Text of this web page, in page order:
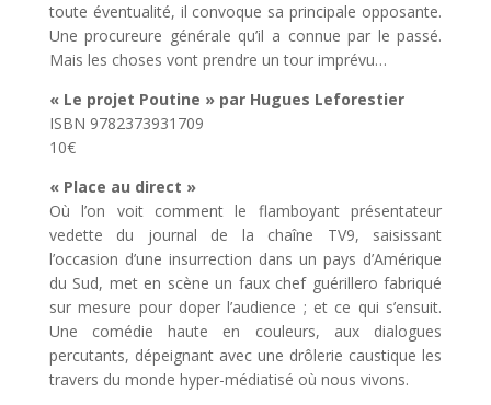
toute éventualité, il convoque sa principale opposante.
Une procureure générale qu’il a connue par le passé.
Mais les choses vont prendre un tour imprévu…
« Le projet Poutine » par Hugues Leforestier
ISBN 9782373931709
10€
« Place au direct »
Où l’on voit comment le flamboyant présentateur
vedette du journal de la chaîne TV9, saisissant
l’occasion d’une insurrection dans un pays d’Amérique
du Sud, met en scène un faux chef guérillero fabriqué
sur mesure pour doper l’audience ; et ce qui s’ensuit.
Une comédie haute en couleurs, aux dialogues
percutants, dépeignant avec une drôlerie caustique les
travers du monde hyper-médiatisé où nous vivons.